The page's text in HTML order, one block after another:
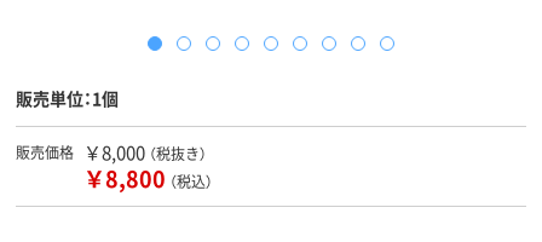
販売単位：1個
販売価格 ￥8,000 （税抜き）
￥8,800 （税込）